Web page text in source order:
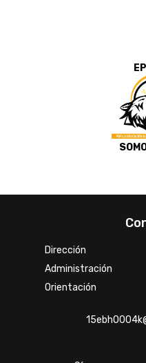
Dirección
Administración
Orientación